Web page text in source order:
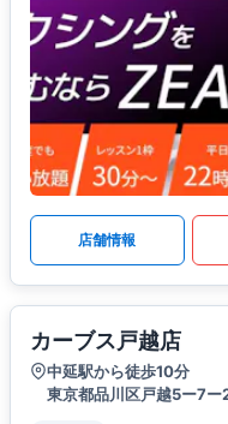
店舗情報
カーブス戸越店
中延駅から徒歩10分
東京都品川区戸越5ー7